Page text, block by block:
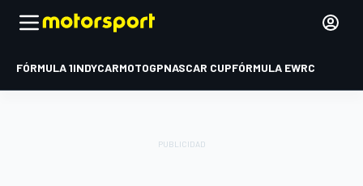
FÓRMULA 1INDYCARMOTOGPNASCAR CUPFÓRMULA EWRC